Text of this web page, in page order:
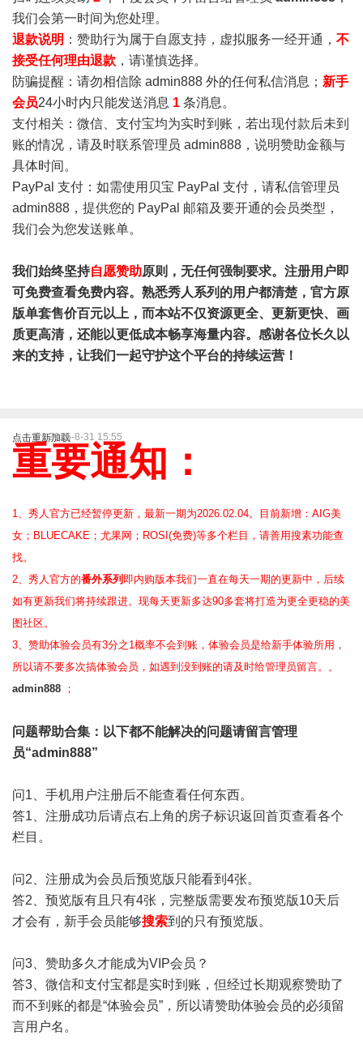
我们会第一时间为您处理。
退款说明 ：赞助行为属于自愿支持，虚拟服务一经开通， 不
接受任何理由退款 ，请谨慎选择。
防骗提醒：请勿相信除 admin888 外的任何私信消息； 新手
会员24小时内只能发送消息 1 条消息。
支付相关：微信、支付宝均为实时到账，若出现付款后未到
账的情况，请及时联系管理员 admin888，说明赞助金额与
具体时间。
PayPal 支付：如需使用贝宝 PayPal 支付，请私信管理员
admin888，提供您的 PayPal 邮箱及要开通的会员类型，
我们会为您发送账单。
我们始终坚持自愿赞助原则，无任何强制要求。注册用户即
可免费查看免费内容。熟悉秀人系列的用户都清楚，官方原
版单套售价百元以上，而本站不仅资源更全、更新更快、画
质更高清，还能以更低成本畅享海量内容。感谢各位长久以
来的支持，让我们一起守护这个平台的持续运营！
点击重新加载2025-8-31 15:55
重要通知：
1、秀人官方已经暂停更新，最新一期为2026.02.04。目前新增：AIG美
女；BLUECAKE；尤果网；ROSI(免费)等多个栏目，请善用搜素功能查
找。
2、 秀人官方的番外系列 即内购版本我们一直在每天一期的更新中，后续
如有更新我们将持续跟进。现每天更新多达90多套将打造为更全更稳的美
图社区。
3、赞助体验会员有3分之1概率不会到账，体验会员是给新手体验所用，
所以请不要多次搞体验会员，如遇到没到账的请及时给管理员留言。。
admin888 ；
问题帮助合集 ：以下都不能解决的问题请留言管理
员“admin888”
问1、手机用户注册后不能查看任何东西。
答1、注册成功后请点右上角的房子标识返回首页查看各个
栏目。
问2、注册成为会员后预览版只能看到4张。
答2、预览版有且只有4张，完整版需要发布预览版10天后
才会有，新手会员能够搜索到的只有预览版。
问3、赞助多久才能成为VIP会员？
答3、微信和支付宝都是实时到账，但经过长期观察赞助了
而不到账的都是“体验会员”，所以请赞助体验会员的必须留
言用户名。